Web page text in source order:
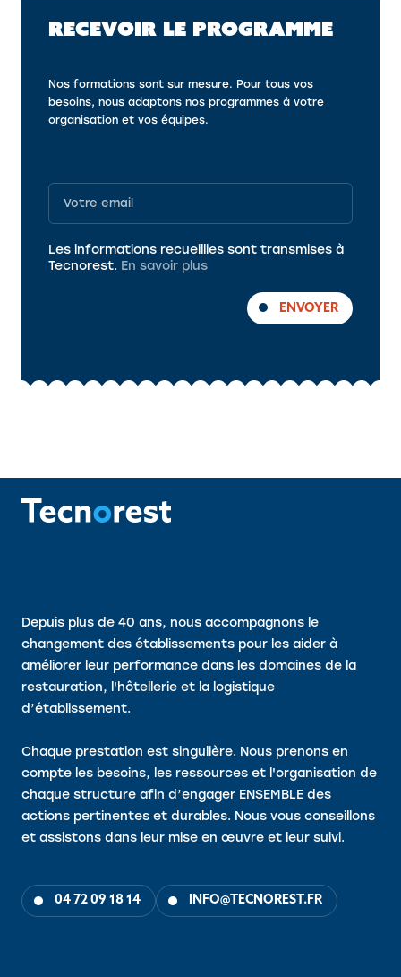
RECEVOIR LE PROGRAMME
Nos formations sont sur mesure. Pour tous vos
besoins, nous adaptons nos programmes à votre
organisation et vos équipes.
Programme
Les informations recueillies sont transmises à
Tecnorest. En savoir plus
ENVOYER
Depuis plus de 40 ans, nous accompagnons le
changement des établissements pour les aider à
améliorer leur performance dans les domaines de la
restauration, l'hôtellerie et la logistique
d’établissement.
Chaque prestation est singulière. Nous prenons en
compte les besoins, les ressources et l'organisation de
chaque structure afin d’engager ENSEMBLE des
actions pertinentes et durables. Nous vous conseillons
et assistons dans leur mise en œuvre et leur suivi.
04 72 09 18 14 INFO@TECNOREST.FR